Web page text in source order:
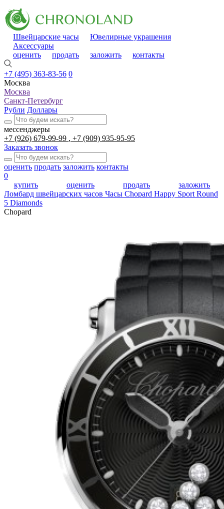
Швейцарские часы
Ювелирные украшения
Аксессуары
оценить
продать заложить контакты
+7 (495) 363-83-56 0
Москва
Москва
Санкт-Петербург
Рубли Доллары
мессенджеры
+7 (926) 679-99-99
+7 (909) 935-95-95
Заказать звонок
оценить продать заложить контакты
0
купить
оценить продать
заложить
Ломбард швейцарских часов Часы Chopard Happy Sport Round
5 Diamonds
Chopard